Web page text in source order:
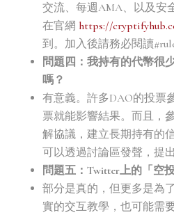
交流、每週AMA、以及安
在官網 https://
到。加入後請務必閱讀
問題四：我持有的代幣很
嗎？
有意義。許多DAO的投票
票就能影響結果。而且，
解協議，建立長期持有的
可以透過討論區發聲，提出
問題五：Twitter上的「空
部分是真的，但更多是為
實的交互教學，也可能需